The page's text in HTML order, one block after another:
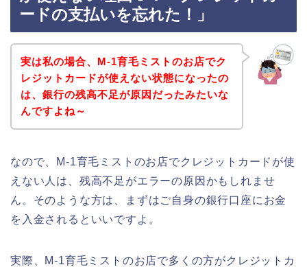
ードの支払いを忘れた！」
実は私の場合、M-1育毛ミストのお店でク
レジットカードが使えない状態になったの
は、銀行の残高不足が原因だったみたいな
んですよね～
なので、M-1育毛ミストのお店でクレジットカードが使
えない人は、残高不足がエラーの原因かもしれませ
ん。そのような方は、まずはご自身の銀行口座にお金
を入金されるといいですよ。
実際、M-1育毛ミストのお店で多くの方がクレジットカ